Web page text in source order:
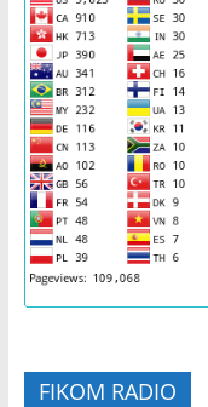
FIKOM RADIO